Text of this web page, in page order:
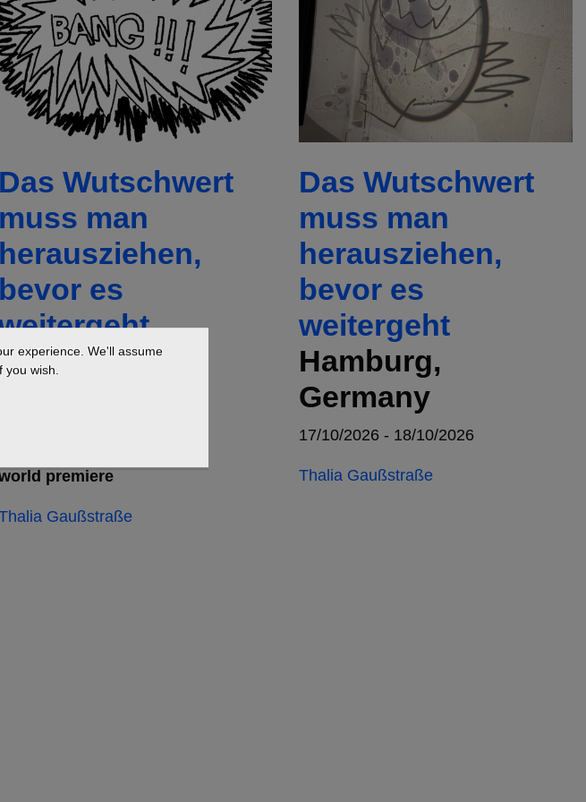
Das Wutschwert
muss man
herausziehen,
bevor es
premiere
Gaußstraße
Das Wutschwert
muss man
herausziehen,
bevor es
weitergeht
Hamburg,
Germany
17/10/2026 - 18/10/2026
Thalia Gaußstraße
experience. We'll assume
you wish.